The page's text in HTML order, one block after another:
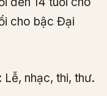
cho bậc Đại
nhạc, thi, thư.